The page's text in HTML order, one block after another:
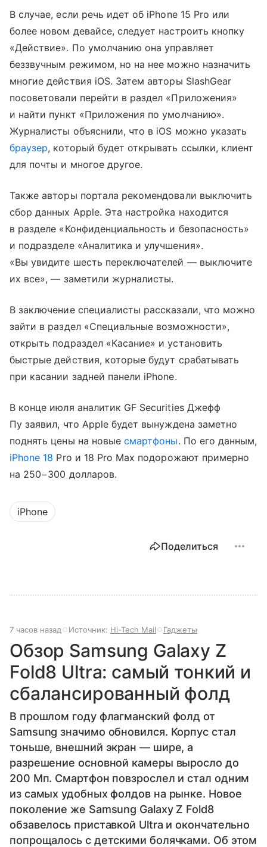
В случае, если речь идет об iPhone 15 Pro или
более новом девайсе, следует настроить кнопку
«Действие». По умолчанию она управляет
беззвучным режимом, но на нее можно назначить
многие действия iOS. Затем авторы SlashGear
посоветовали перейти в раздел «Приложения»
и найти пункт «Приложения по умолчанию».
Журналисты объяснили, что в iOS можно указать
браузер, который будет открывать ссылки, клиент
для почты и многое другое.
Также авторы портала рекомендовали выключить
сбор данных Apple. Эта настройка находится
в разделе «Конфиденциальность и безопасность»
и подразделе «Аналитика и улучшения».
«Вы увидите шесть переключателей — выключите
их все», — заметили журналисты.
В заключение специалисты рассказали, что можно
зайти в раздел «Специальные возможности»,
открыть подраздел «Касание» и установить
быстрые действия, которые будут срабатывать
при касании задней панели iPhone.
В конце июля аналитик GF Securities Джефф
Пу заявил, что Apple будет вынуждена заметно
поднять цены на новыесмартфоны. По его данным,
iPhone 18 Pro и 18 Pro Max подорожают примерно
на 250−300 долларов.
iPhone
Поделиться
7 часов назад Источник: Hi-Tech Mail Гаджеты
Обзор Samsung Galaxy Z
Fold8 Ultra: самый тонкий и
сбалансированный фолд
В прошлом году флагманский фолд от
Samsung значимо обновился. Корпус стал
тоньше, внешний экран — шире, а
разрешение основной камеры выросло до
200 Мп. Смартфон повзрослел и стал одним
из самых удобных фолдов на рынке. Новое
поколение же Samsung Galaxy Z Fold8
обзавелось приставкой Ultra и окончательно
попрощалось с детскими болячками. Об этом